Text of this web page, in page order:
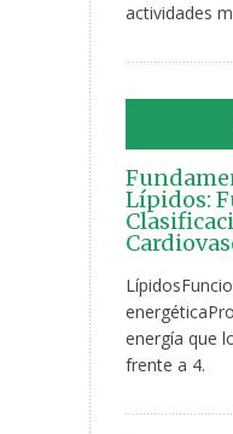
actividades
Lípidos:
energía que
frente a 4.